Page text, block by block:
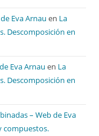
Eva Arnau en La
Descomposición en
Eva Arnau en La
Descomposición en
– Web de Eva
compuestos.